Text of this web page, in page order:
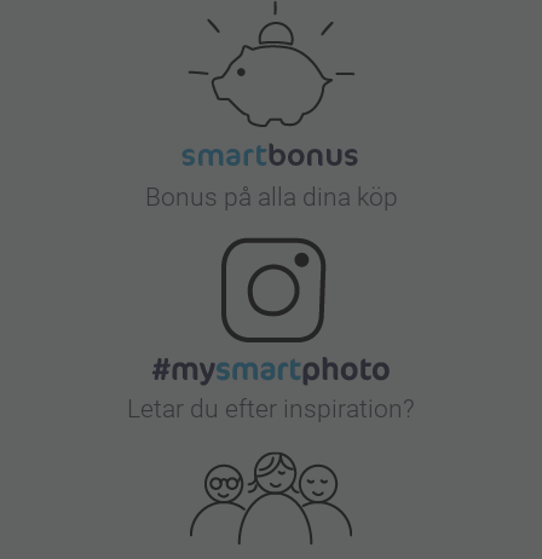
Bonus på alla dina köp
Letar du efter inspiration?